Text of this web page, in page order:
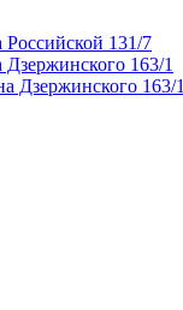
131/7
163/1
Дзержинского 163/1